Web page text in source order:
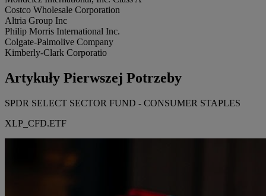
Costco Wholesale Corporation
Altria Group Inc
Philip Morris International Inc.
Colgate-Palmolive Company
Kimberly-Clark Corporatio
Artykuły Pierwszej Potrzeby
SPDR SELECT SECTOR FUND - CONSUMER STAPLES
XLP_CFD.ETF